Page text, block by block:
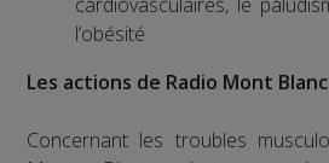
l’obésité
Les actions de Radio Mont Blanc
Concernant les troubles